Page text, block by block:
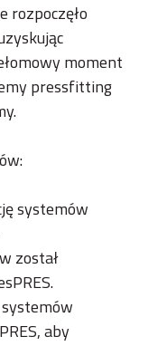
rozpoczęło
moment
pressfitting
systemów
został
aby